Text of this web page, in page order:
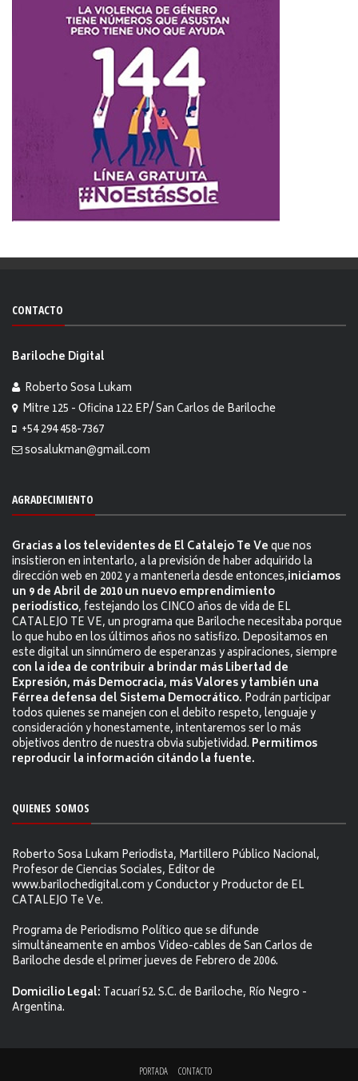
CONTACTO
Bariloche Digital
Roberto Sosa Lukam
Mitre 125 - Oficina 122 EP/ San Carlos de Bariloche
+54 294 458-7367
sosalukman@gmail.com
AGRADECIMIENTO
Gracias a los televidentes de El Catalejo Te Veque nos
insistieron en intentarlo, a la previsión de haber adquirido la
dirección web en 2002 y a mantenerla desde entonces,iniciamos
un 9 de Abril de 2010 un nuevo emprendimiento
periodístico, festejando los CINCO años de vida de EL
CATALEJO TE VE, un programa que Bariloche necesitaba porque
lo que hubo en los últimos años no satisfizo. Depositamos en
este digital un sinnúmero de esperanzas y aspiraciones, siempre
con la idea de contribuir a brindar más Libertad de
Expresión, más Democracia, más Valores y también una
Férrea defensa del Sistema Democrático. Podrán participar
todos quienes se manejen con el debito respeto, lenguaje y
consideración y honestamente, intentaremos ser lo más
objetivos dentro de nuestra obvia subjetividad. Permitimos
reproducir la información citándo la fuente.
QUIENES SOMOS
Roberto Sosa Lukam Periodista, Martillero Público Nacional,
Profesor de Ciencias Sociales, Editor de
www.barilochedigital.com y Conductor y Productor de EL
CATALEJO Te Ve.
Programa de Periodismo Político que se difunde
simultáneamente en ambos Video-cables de San Carlos de
Bariloche desde el primer jueves de Febrero de 2006.
Domicilio Legal: Tacuarí 52. S.C. de Bariloche, Río Negro -
Argentina.
PORTADA CONTACTO